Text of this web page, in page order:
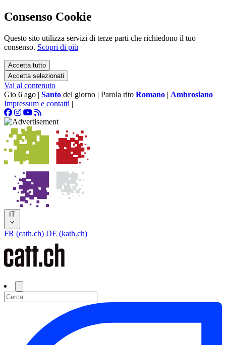
Consenso Cookie
Questo sito utilizza servizi di terze parti che richiedono il tuo
consenso. Scopri di più
Accetta tutto
Accetta selezionati
Vai al contenuto
Gio 6 ago | Santo del giorno | Parola rito Romano | Ambrosiano
Impressum e contatti |
IT
FR (cath.ch) DE (kath.ch)